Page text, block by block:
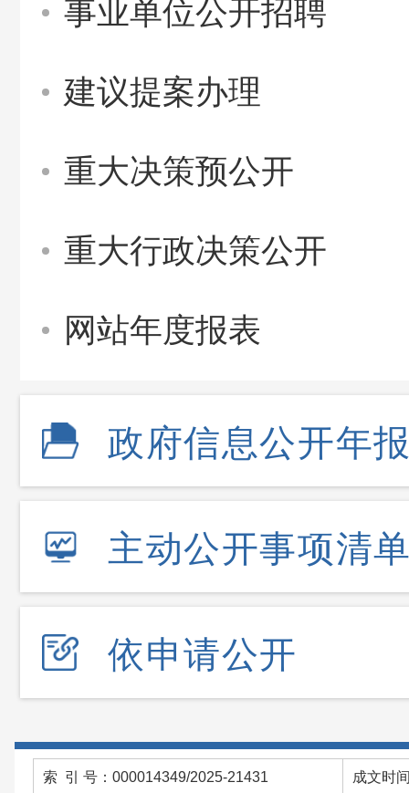
事业单位公开招聘
建议提案办理
重大决策预公开
重大行政决策公开
网站年度报表
政府信息公开年
主动公开事项清
依申请公开
索 引 号：000014349/2025-21431 成文时